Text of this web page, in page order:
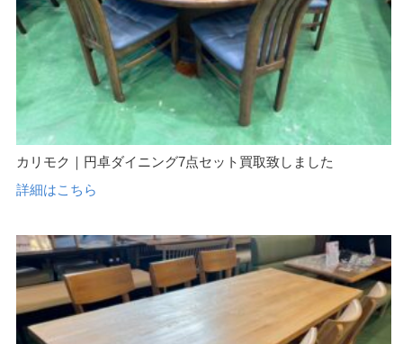
カリモク｜円卓ダイニング7点セット買取致しました
詳細はこちら